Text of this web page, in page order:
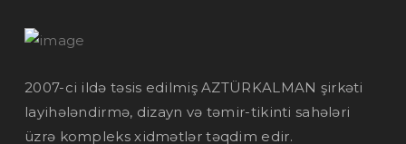
2007-ci ildə təsis edilmiş AZTÜRKALMAN şirkəti
layihələndirmə, dizayn və təmir-tikinti sahələri
üzrə kompleks xidmətlər təqdim edir.